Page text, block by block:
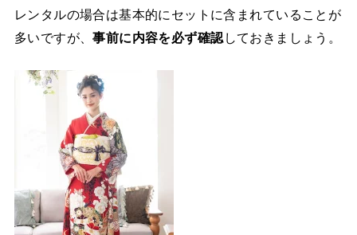
レンタルの場合は基本的にセットに含まれていることが
多いですが、事前に内容を必ず確認 しておきましょう。